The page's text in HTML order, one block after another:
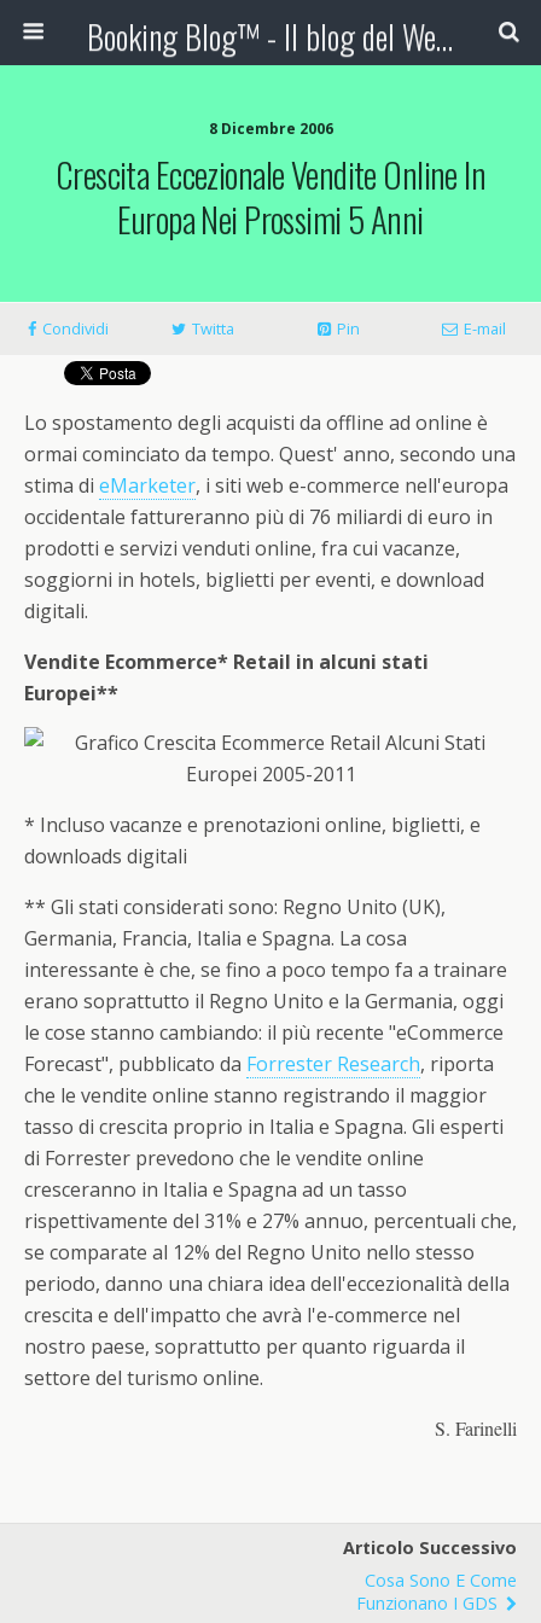
Booking Blog™ - Il blog del Web Marketing Turistico
8 Dicembre 2006
Crescita Eccezionale Vendite Online In
Europa Nei Prossimi 5 Anni
Condividi Twitta Pin E-mail
Lo spostamento degli acquisti da offline ad online è
ormai cominciato da tempo. Quest' anno, secondo una
stima di eMarketer, i siti web e-commerce nell'europa
occidentale fattureranno più di 76 miliardi di euro in
prodotti e servizi venduti online, fra cui vacanze,
soggiorni in hotels, biglietti per eventi, e download
digitali.
Vendite Ecommerce* Retail in alcuni stati
Europei**
* Incluso vacanze e prenotazioni online, biglietti, e
downloads digitali
** Gli stati considerati sono: Regno Unito (UK),
Germania, Francia, Italia e Spagna. La cosa
interessante è che, se fino a poco tempo fa a trainare
erano soprattutto il Regno Unito e la Germania, oggi
le cose stanno cambiando: il più recente "eCommerce
Forecast", pubblicato da Forrester Research, riporta
che le vendite online stanno registrando il maggior
tasso di crescita proprio in Italia e Spagna. Gli esperti
di Forrester prevedono che le vendite online
cresceranno in Italia e Spagna ad un tasso
rispettivamente del 31% e 27% annuo, percentuali che,
se comparate al 12% del Regno Unito nello stesso
periodo, danno una chiara idea dell'eccezionalità della
crescita e dell'impatto che avrà l'e-commerce nel
nostro paese, soprattutto per quanto riguarda il
settore del turismo online.
S. Farinelli
Articolo Successivo
Cosa Sono E Come
Funzionano I GDS